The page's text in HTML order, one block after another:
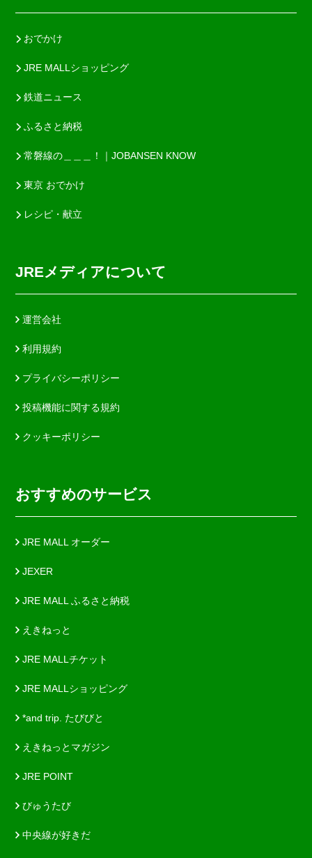
おでかけ
JRE MALLショッピング
鉄道ニュース
ふるさと納税
常磐線の＿＿＿！｜JOBANSEN KNOW
東京 おでかけ
レシピ・献立
JREメディアについて
運営会社
利用規約
プライバシーポリシー
投稿機能に関する規約
クッキーポリシー
おすすめのサービス
JRE MALL オーダー
JEXER
JRE MALL ふるさと納税
えきねっと
JRE MALLチケット
JRE MALLショッピング
*and trip. たびびと
えきねっとマガジン
JRE POINT
びゅうたび
中央線が好きだ